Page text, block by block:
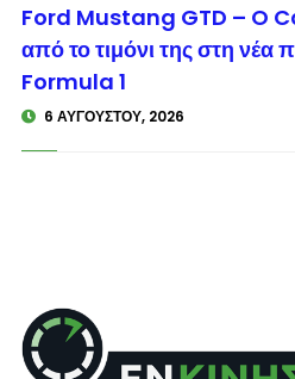
Ford Mustang GTD – O
από το τιμόνι της στη νέα
Formula 1
6 ΑΥΓΟΎΣΤΟΥ, 2026